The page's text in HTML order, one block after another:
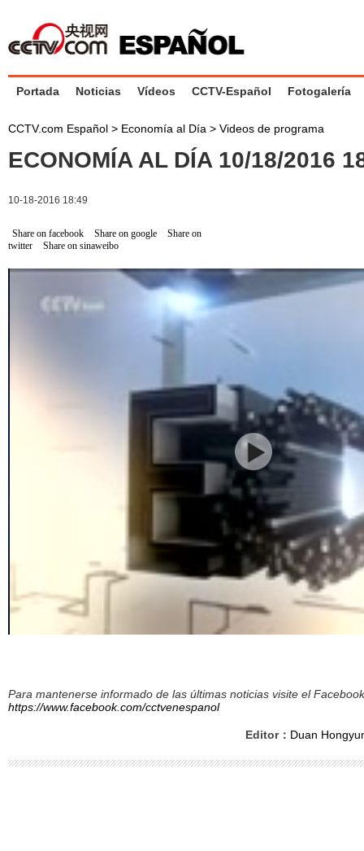
Portada Noticias Vídeos CCTV-Español Fotogalería
CCTV.com Español > Economía al Día > Videos de programa
ECONOMÍA AL DÍA 10/18/2016
10-18-2016 18:49
Share on facebook Share on google
Share on
twitter
Share on sinaweibo
Para mantenerse informado de las últimas noticias visite el
https://www.facebook.com/cctvenespanol
Editor： Duan